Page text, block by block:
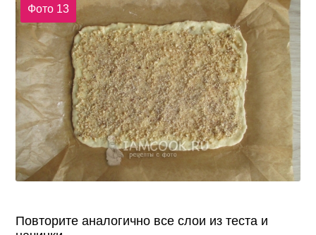
Фото 13
Повторите аналогично все слои из теста и